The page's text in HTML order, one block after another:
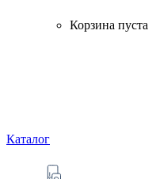
Корзина пуста
Каталог